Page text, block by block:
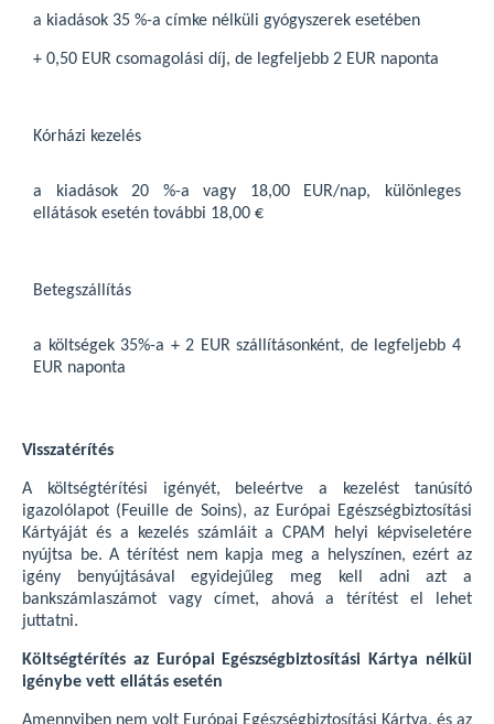
a kiadások 35 %-a címke nélküli gyógyszerek esetében
+ 0,50 EUR csomagolási díj, de legfeljebb 2 EUR naponta
Kórházi kezelés
a kiadások 20 %-a vagy 18,00 EUR/nap, különleges
ellátások esetén további 18,00 €
Betegszállítás
a költségek 35%-a + 2 EUR szállításonként, de legfeljebb 4
EUR naponta
Visszatérítés
A költségtérítési igényét, beleértve a kezelést tanúsító
igazolólapot (Feuille de Soins), az Európai Egészségbiztosítási
Kártyáját és a kezelés számláit a CPAM helyi képviseletére
nyújtsa be. A térítést nem kapja meg a helyszínen, ezért az
igény benyújtásával egyidejűleg meg kell adni azt a
bankszámlaszámot vagy címet, ahová a térítést el lehet
juttatni.
Költségtérítés az Európai Egészségbiztosítási Kártya nélkül
igénybe vett ellátás esetén